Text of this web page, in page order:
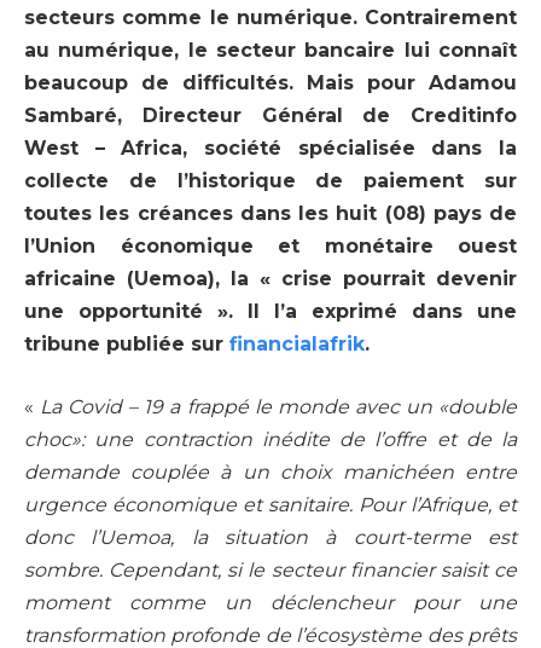
secteurs comme le numérique. Contrairement
au numérique, le secteur bancaire lui connaît
beaucoup de difficultés. Mais pour Adamou
Sambaré, Directeur Général de Creditinfo
West – Africa, société spécialisée dans la
collecte de l’historique de paiement sur
toutes les créances dans les huit (08) pays de
l’Union économique et monétaire ouest
africaine (Uemoa), la « crise pourrait devenir
une opportunité ». Il l’a exprimé dans une
tribune publiée sur financialafrik.
« La Covid – 19 a frappé le monde avec un «double
choc»: une contraction inédite de l’offre et de la
demande couplée à un choix manichéen entre
urgence économique et sanitaire. Pour l’Afrique, et
donc l’Uemoa, la situation à court-terme est
sombre. Cependant, si le secteur financier saisit ce
moment comme un déclencheur pour une
transformation profonde de l’écosystème des prêts